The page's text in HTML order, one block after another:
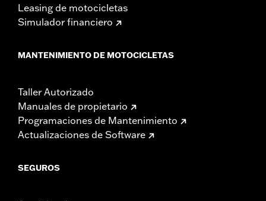
Leasing de motocicletas
Simulador financiero
MANTENIMIENTO DE MOTOCICLETAS
Taller Autorizado
Manuales de propietario
Programaciones de Mantenimiento
Actualizaciones de Software
SEGUROS